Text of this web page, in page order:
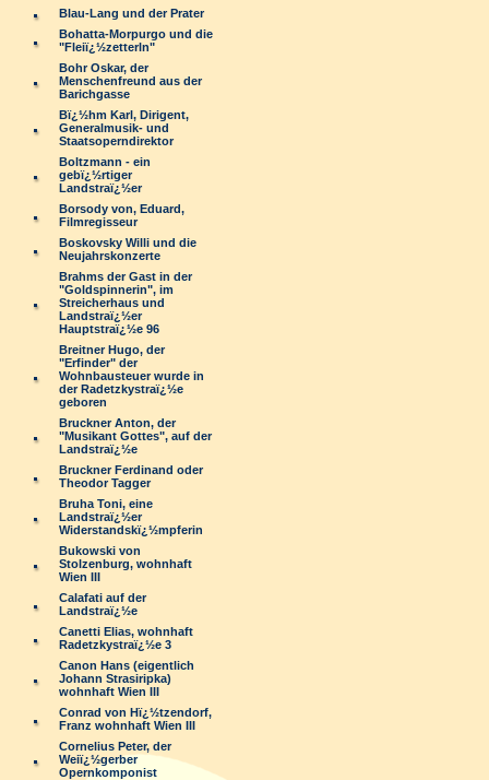
Blau-Lang und der Prater
Bohatta-Morpurgo und die
"Fleiï¿½zetterln"
Bohr Oskar, der
Menschenfreund aus der
Barichgasse
Bï¿½hm Karl, Dirigent,
Generalmusik- und
Staatsoperndirektor
Boltzmann - ein
gebï¿½rtiger
Landstraï¿½er
Borsody von, Eduard,
Filmregisseur
Boskovsky Willi und die
Neujahrskonzerte
Brahms der Gast in der
"Goldspinnerin", im
Streicherhaus und
Landstraï¿½er
Hauptstraï¿½e 96
Breitner Hugo, der
"Erfinder" der
Wohnbausteuer wurde in
der Radetzkystraï¿½e
geboren
Bruckner Anton, der
"Musikant Gottes", auf der
Landstraï¿½e
Bruckner Ferdinand oder
Theodor Tagger
Bruha Toni, eine
Landstraï¿½er
Widerstandskï¿½mpferin
Bukowski von
Stolzenburg, wohnhaft
Wien III
Calafati auf der
Landstraï¿½e
Canetti Elias, wohnhaft
Radetzkystraï¿½e 3
Canon Hans (eigentlich
Johann Strasiripka)
wohnhaft Wien III
Conrad von Hï¿½tzendorf,
Franz wohnhaft Wien III
Cornelius Peter, der
Weiï¿½gerber
Opernkomponist